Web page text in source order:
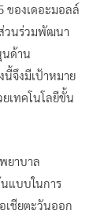
ของเดอะมอลล์
วนร่วมพัฒนา
ด้าน
นี้จึงมีเป้าหมาย
เทคโนโลยีขั้น
ยาบาล
แบบในการ
เชียตะวันออก